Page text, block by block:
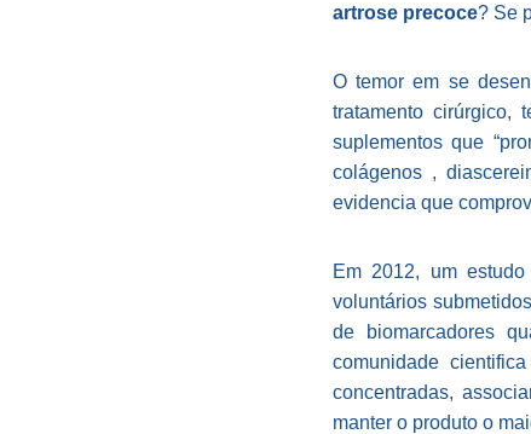
artrose precoce? Se
O temor em se
tratamento cirúrgico,
suplementos que
colágenos ,
evidencia que
Em 2012, um estudo
voluntários
de biomarcadores
comunidade
concentradas,
manter o produto o